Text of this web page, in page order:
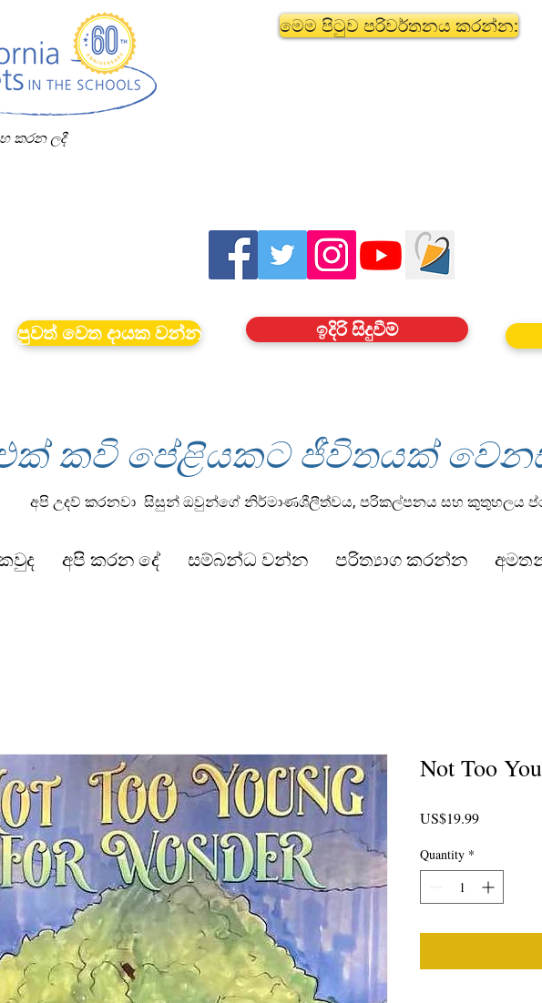
කරන ලදී
මෙම පිටුව පරිවර්තනය කරන්න:
පුවත් වෙත දායක වන්න ඉදිරි සිදුවීම්
කවි පේළියකට ජීවිතයක්
අපි උදව් කරනවා සිසුන් ඔවුන්ගේ නිර්මාණශීලීත්වය, පරිකල්පනය සහ කුතුහලය
අපි කරන දේ සම්බන්ධ වන්න පරිත්‍යාග කරන්න
Not Too
US$19.99Price
Quantity *